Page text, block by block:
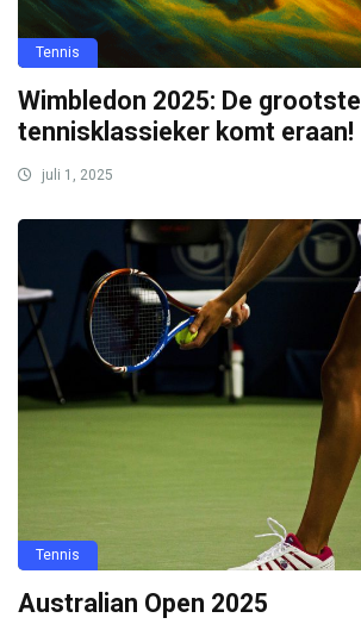
Tennis
Wimbledon 2025: De grootste
tennisklassieker komt eraan!
juli 1, 2025
Tennis
Australian Open 2025